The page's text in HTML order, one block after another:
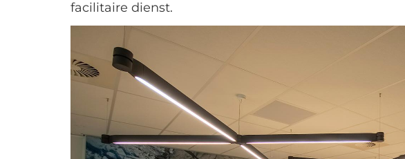
facilitaire dienst.